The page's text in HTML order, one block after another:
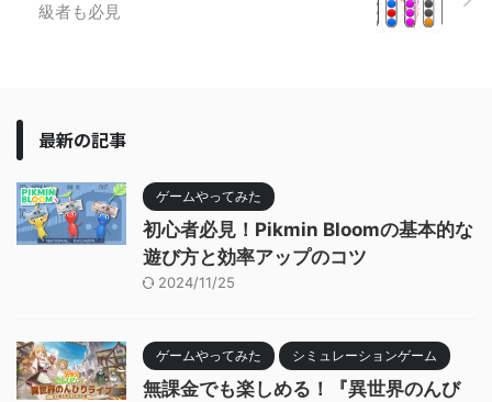
級者も必見
最新の記事
ゲームやってみた
初心者必見！Pikmin Bloomの基本的な
遊び方と効率アップのコツ
2024/11/25
ゲームやってみた シミュレーションゲーム
無課金でも楽しめる！『異世界のんび